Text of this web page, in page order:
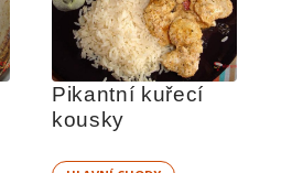
Pikantní kuřecí
kousky